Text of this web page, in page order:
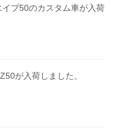
プ50のカスタム車が入荷
が入荷しました。